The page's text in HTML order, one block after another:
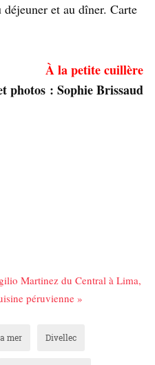
et au dîner. Carte
À la petite cuillère
photos : Sophie Brissaud
Martinez du Central à Lima,
péruvienne »
mer Divellec